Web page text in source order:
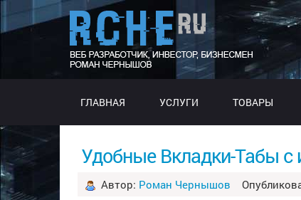
ГЛАВНАЯ УСЛУГИ ТОВАРЫ
Удобные Вкладки-Табы с
Автор: Роман Чернышов